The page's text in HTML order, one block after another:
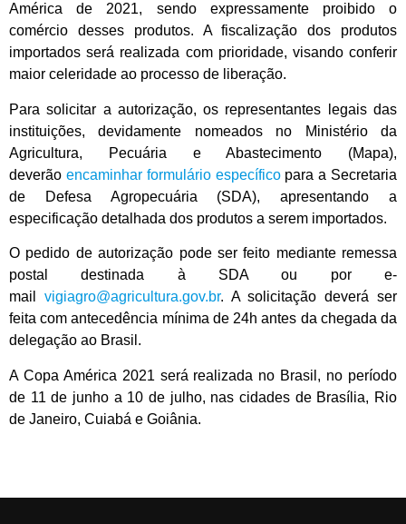
América de 2021, sendo expressamente proibido o
comércio desses produtos. A fiscalização dos produtos
importados será realizada com prioridade, visando conferir
maior celeridade ao processo de liberação.
Para solicitar a autorização, os representantes legais das
instituições, devidamente nomeados no Ministério da
Agricultura, Pecuária e Abastecimento (Mapa),
deverão encaminhar formulário específicopara a Secretaria
de Defesa Agropecuária (SDA), apresentando a
especificação detalhada dos produtos a serem importados.
O pedido de autorização pode ser feito mediante remessa
postal destinada à SDA ou por e-
mail vigiagro@agricultura.gov.br. A solicitação deverá ser
feita com antecedência mínima de 24h antes da chegada da
delegação ao Brasil.
A Copa América 2021 será realizada no Brasil, no período
de 11 de junho a 10 de julho, nas cidades de Brasília, Rio
de Janeiro, Cuiabá e Goiânia.